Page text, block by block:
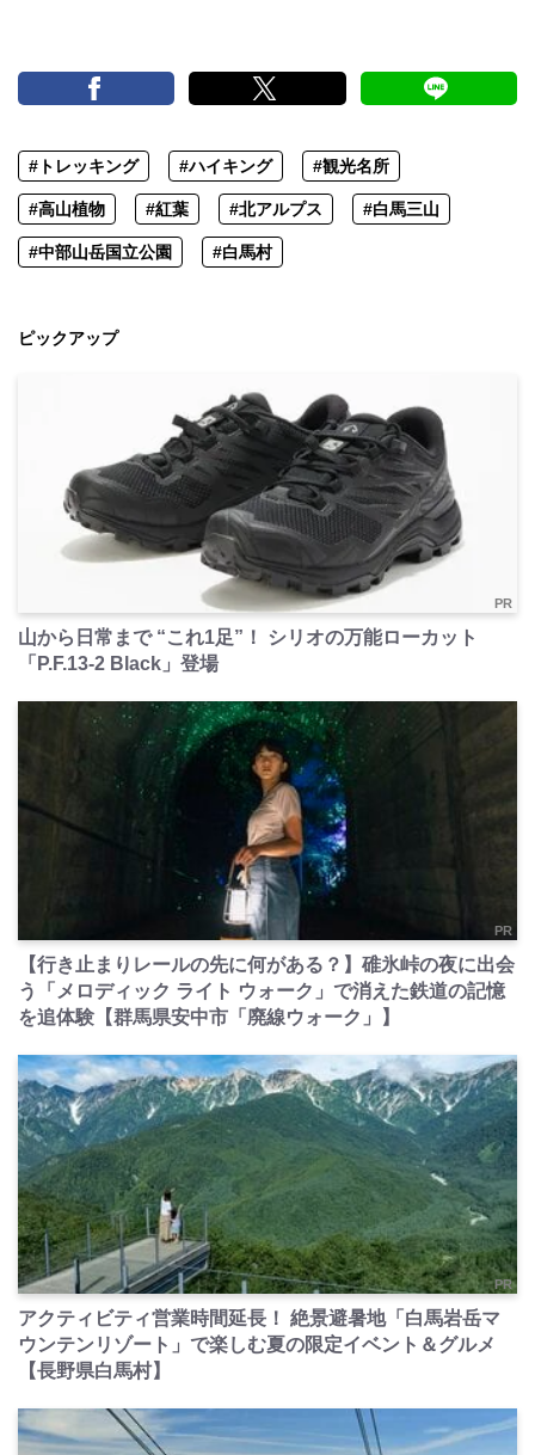
#トレッキング #ハイキング #観光名所
#高山植物 #紅葉 #北アルプス #白馬三山
#中部山岳国立公園 #白馬村
ピックアップ
PR
山から日常まで “これ1足”！ シリオの万能ローカット
「P.F.13-2 Black」登場
PR
【行き止まりレールの先に何がある？】碓氷峠の夜に出会
う「メロディック ライト ウォーク」で消えた鉄道の記憶
を追体験【群馬県安中市「廃線ウォーク」】
PR
アクティビティ営業時間延長！ 絶景避暑地「白馬岩岳マ
ウンテンリゾート」で楽しむ夏の限定イベント＆グルメ
【長野県白馬村】